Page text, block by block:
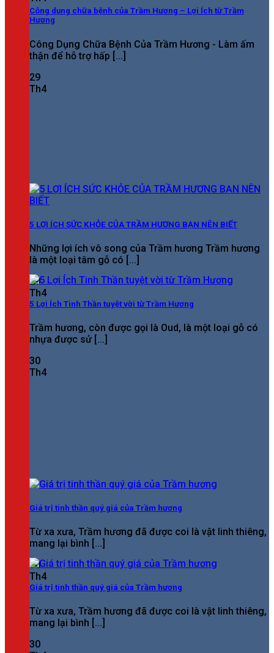
5 LỢI ÍCH SỨC KHỎE CỦA TRẦM HƯƠNG BẠN NÊN BIẾT
Những lợi ích vô song của Trầm hương Trầm hương
là một loại tâm gỗ có [...]
29
Th4
Giá trị tinh thần quý giá của Trầm hương
Từ xa xưa, Trầm hương đã được coi là vật linh thiêng,
mang lại bình [...]
30
Th4
Công dụng chữa bệnh của Trầm Hương – Lợi Ích từ Trầm
Hương
Công Dụng Chữa Bệnh Của Trầm Hương - Làm ấm
thận để hỗ trợ hấp [...]
29
Th4
5 Lợi Ích Tinh Thần tuyệt vời từ Trầm Hương
Trầm hương, còn được gọi là Oud, là một loại gỗ có
nhựa được sử [...]
30
Th4
Giá trị tinh thần quý giá của Trầm hương
Từ xa xưa, Trầm hương đã được coi là vật linh thiêng,
mang lại bình [...]
30